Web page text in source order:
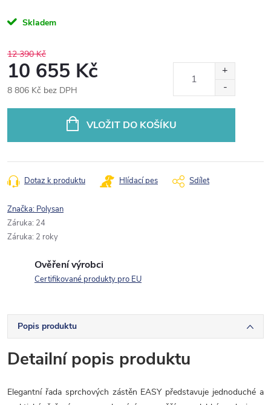
Skladem
12 390 Kč
10 655 Kč
8 806 Kč bez DPH
VLOŽIT DO KOŠÍKU
Dotaz k produktu Hlídací pes Sdílet
Značka: Polysan
Záruka: 24
Záruka: 2 roky
Ověření výrobci
Certifikované produkty pro EU
Popis produktu
Detailní popis produktu
Elegantní řada sprchových zástěn EASY představuje jednoduché a